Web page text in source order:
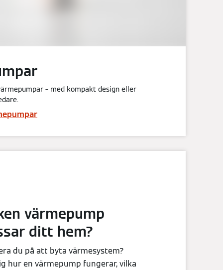
– med kompakt design eller
värmepump
ditt hem?
du på att byta värmesystem?
hur en värmepump fungerar, vilka